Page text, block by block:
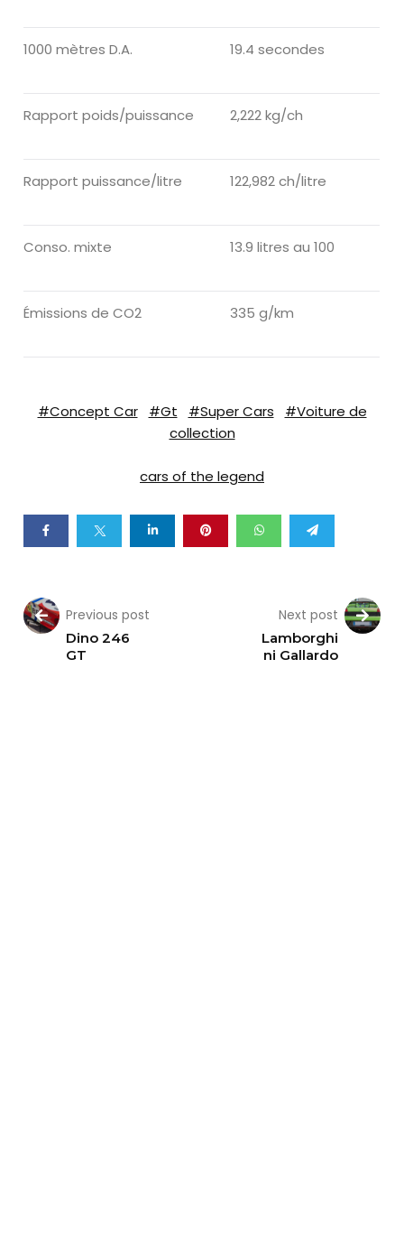
1000 mètres D.A. 19.4 secondes
Rapport poids/puissance 2,222 kg/ch
Rapport puissance/litre 122,982 ch/litre
Conso. mixte 13.9 litres au 100
Émissions de CO2 335 g/km
#Concept Car #Gt #Super Cars
#Voiture de
collection
cars of the legend
Previous post
Dino 246
GT
Next post
Lamborghi
ni Gallardo